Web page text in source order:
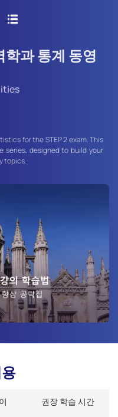
학과 통계 동영
for the STEP 2 exam. This
series, designed to build your
topics.
권장 학습 시간